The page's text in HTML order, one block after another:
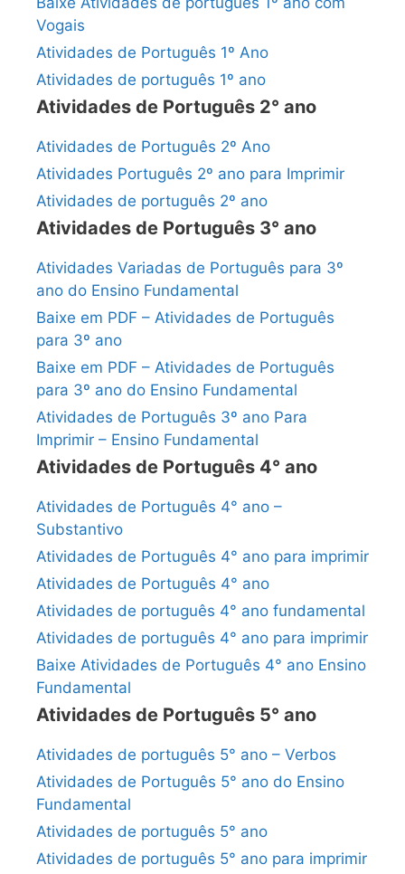
Vogais
Atividades de Português 1º Ano
Atividades de português 1º ano
Atividades de Português 2° ano
Atividades de Português 2º Ano
Atividades Português 2º ano para Imprimir
Atividades de português 2º ano
Atividades de Português 3° ano
Atividades Variadas de Português para 3º
ano do Ensino Fundamental
Baixe em PDF – Atividades de Português
para 3º ano
Baixe em PDF – Atividades de Português
para 3º ano do Ensino Fundamental
Atividades de Português 3º ano Para
Imprimir – Ensino Fundamental
Atividades de Português 4° ano
Atividades de Português 4° ano –
Substantivo
Atividades de Português 4° ano para imprimir
Atividades de Português 4° ano
Atividades de português 4° ano fundamental
Atividades de português 4° ano para imprimir
Baixe Atividades de Português 4° ano Ensino
Fundamental
Atividades de Português 5° ano
Atividades de português 5° ano – Verbos
Atividades de Português 5° ano do Ensino
Fundamental
Atividades de português 5° ano
Atividades de português 5° ano para imprimir